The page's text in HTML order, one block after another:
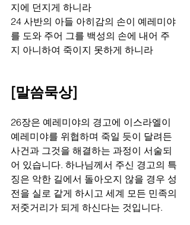
지에 던지게 하니라
24 사반의 아들 아히감의 손이 예레미야
를 도와 주어 그를 백성의 손에 내어 주
지 아니하여 죽이지 못하게 하니라
[말씀묵상]
26장은 예레미야의 경고에 이스라엘이
예레미야를 위협하며 죽일 듯이 달려든
사건과 그것을 해결하는 과정이 서술되
어 있습니다. 하나님께서 주신 경고의 특
징은 악한 길에서 돌아오지 않을 경우 성
전을 실로 같게 하시고 세계 모든 민족의
저줏거리가 되게 하신다는 것입니다.